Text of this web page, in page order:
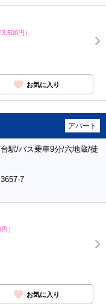
円）
お気に入り
アパート
駅/バス乗車9分/六地蔵/徒
7
）
お気に入り